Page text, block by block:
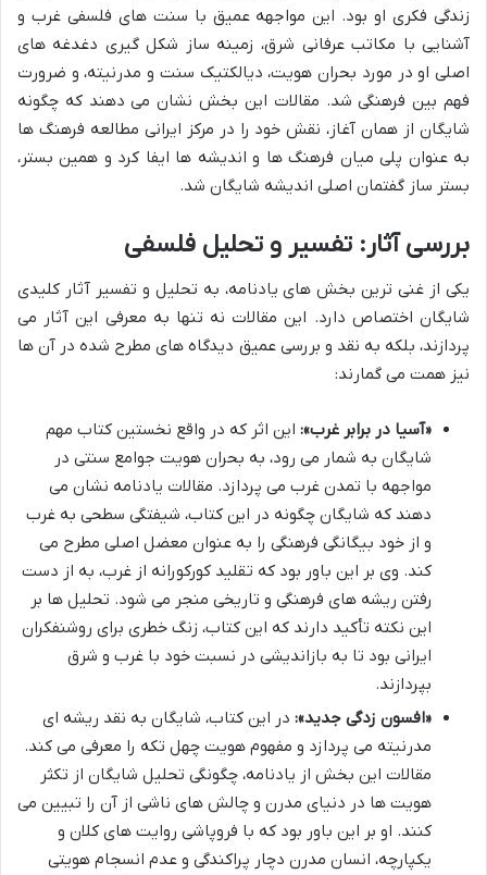
زندگی فکری او بود. این مواجهه عمیق با سنت های فلسفی غرب و
آشنایی با مکاتب عرفانی شرق، زمینه ساز شکل گیری دغدغه های
اصلی او در مورد بحران هویت، دیالکتیک سنت و مدرنیته، و ضرورت
فهم بین فرهنگی شد. مقالات این بخش نشان می دهند که چگونه
شایگان از همان آغاز، نقش خود را در مرکز ایرانی مطالعه فرهنگ ها
به عنوان پلی میان فرهنگ ها و اندیشه ها ایفا کرد و همین بستر،
بستر ساز گفتمان اصلی اندیشه شایگان شد.
بررسی آثار: تفسیر و تحلیل فلسفی
یکی از غنی ترین بخش های یادنامه، به تحلیل و تفسیر آثار کلیدی
شایگان اختصاص دارد. این مقالات نه تنها به معرفی این آثار می
پردازند، بلکه به نقد و بررسی عمیق دیدگاه های مطرح شده در آن ها
نیز همت می گمارند:
«آسیا در برابر غرب»: این اثر که در واقع نخستین کتاب مهم
شایگان به شمار می رود، به بحران هویت جوامع سنتی در
مواجهه با تمدن غرب می پردازد. مقالات یادنامه نشان می
دهند که شایگان چگونه در این کتاب، شیفتگی سطحی به غرب
و از خود بیگانگی فرهنگی را به عنوان معضل اصلی مطرح می
کند. وی بر این باور بود که تقلید کورکورانه از غرب، به از دست
رفتن ریشه های فرهنگی و تاریخی منجر می شود. تحلیل ها بر
این نکته تأکید دارند که این کتاب، زنگ خطری برای روشنفکران
ایرانی بود تا به بازاندیشی در نسبت خود با غرب و شرق
بپردازند.
«افسون زدگی جدید»: در این کتاب، شایگان به نقد ریشه ای
مدرنیته می پردازد و مفهوم هویت چهل تکه را معرفی می کند.
مقالات این بخش از یادنامه، چگونگی تحلیل شایگان از تکثر
هویت ها در دنیای مدرن و چالش های ناشی از آن را تبیین می
کنند. او بر این باور بود که با فروپاشی روایت های کلان و
یکپارچه، انسان مدرن دچار پراکندگی و عدم انسجام هویتی